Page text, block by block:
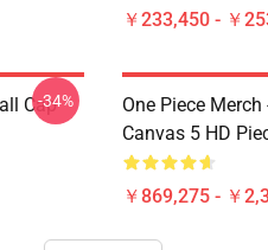
￥233,450 - ￥
Cap-34%
One Piece
Canvas 5 HD
￥869,275 - ￥